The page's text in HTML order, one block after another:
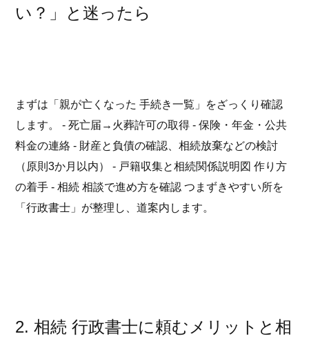
い？」と迷ったら
まずは「親が亡くなった 手続き一覧」をざっくり確認
します。 - 死亡届→火葬許可の取得 - 保険・年金・公共
料金の連絡 - 財産と負債の確認、相続放棄などの検討
（原則3か月以内） - 戸籍収集と相続関係説明図 作り方
の着手 - 相続 相談で進め方を確認 つまずきやすい所を
「行政書士」が整理し、道案内します。
2. 相続 行政書士に頼むメリットと相